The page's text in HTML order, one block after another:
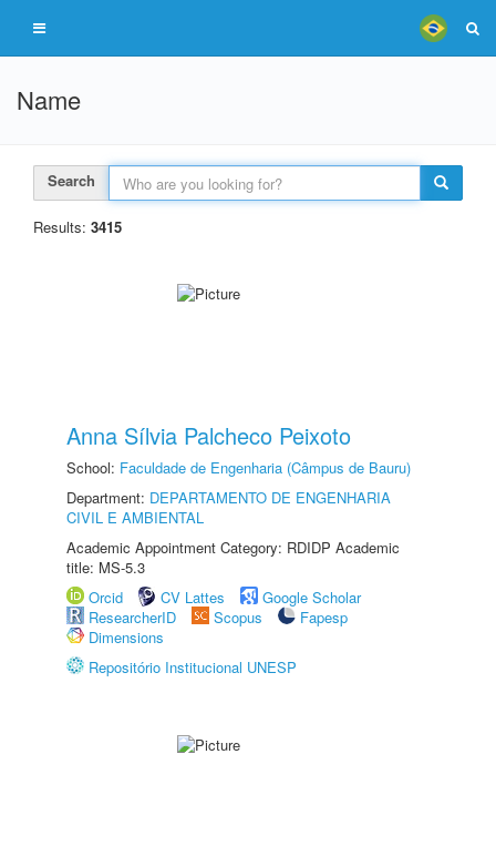
Name
Search
Results: 3415
Anna Sílvia Palcheco Peixoto
School: Faculdade de Engenharia (Câmpus de Bauru)
Department: DEPARTAMENTO DE ENGENHARIA
CIVIL E AMBIENTAL
Academic Appointment Category: RDIDP Academic
title: MS-5.3
Orcid
CV Lattes
Google Scholar
ResearcherID
Scopus
Fapesp
Dimensions
Repositório Institucional UNESP